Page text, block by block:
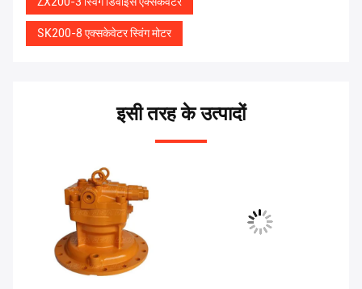
SK200-8 एक्सकेवेटर स्विंग मोटर
इसी तरह के उत्पादों